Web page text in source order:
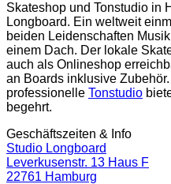
Skateshop und Tonstudio in
Longboard. Ein weltweit
beiden Leidenschaften
einem Dach. Der lokale
auch als Onlineshop
an Boards inklusive
professionelle Tonstudio
begehrt.
Geschäftszeiten & Info
Studio Longboard
Leverkusenstr. 13 Haus F
22761 Hamburg